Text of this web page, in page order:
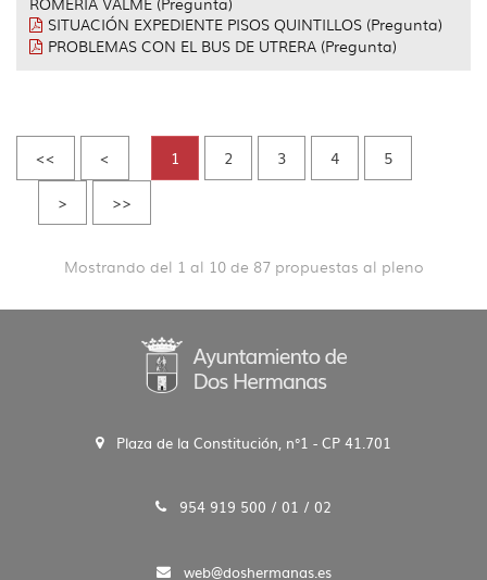
SITUACIÓN EXPEDIENTE PISOS QUINTILLOS (Pregunta)
PROBLEMAS CON EL BUS DE UTRERA (Pregunta)
<< < 1 2 3 4 5
> >>
Mostrando del 1 al 10 de 87 propuestas al pleno
Plaza de la Constitución, n°1 - CP 41.701
954 919 500 / 01 / 02
web@doshermanas.es